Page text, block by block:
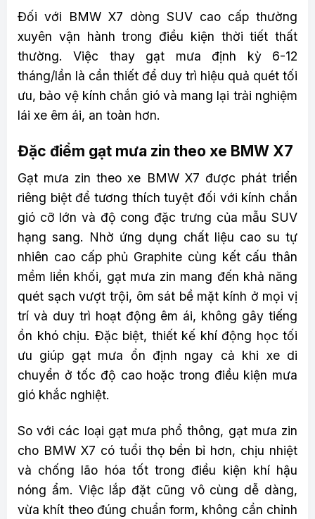
Đối với BMW X7 dòng SUV cao cấp thường
xuyên vận hành trong điều kiện thời tiết thất
thường. Việc thay gạt mưa định kỳ 6-12
tháng/lần là cần thiết để duy trì hiệu quả quét tối
ưu, bảo vệ kính chắn gió và mang lại trải nghiệm
lái xe êm ái, an toàn hơn.
Đặc điểm gạt mưa zin theo xe BMW X7
Gạt mưa zin theo xe BMW X7 được phát triển
riêng biệt để tương thích tuyệt đối với kính chắn
gió cỡ lớn và độ cong đặc trưng của mẫu SUV
hạng sang. Nhờ ứng dụng chất liệu cao su tự
nhiên cao cấp phủ Graphite cùng kết cấu thân
mềm liền khối, gạt mưa zin mang đến khả năng
quét sạch vượt trội, ôm sát bề mặt kính ở mọi vị
trí và duy trì hoạt động êm ái, không gây tiếng
ồn khó chịu. Đặc biệt, thiết kế khí động học tối
ưu giúp gạt mưa ổn định ngay cả khi xe di
chuyển ở tốc độ cao hoặc trong điều kiện mưa
gió khắc nghiệt.
So với các loại gạt mưa phổ thông, gạt mưa zin
cho BMW X7 có tuổi thọ bền bỉ hơn, chịu nhiệt
và chống lão hóa tốt trong điều kiện khí hậu
nóng ẩm. Việc lắp đặt cũng vô cùng dễ dàng,
vừa khít theo đúng chuẩn form, không cần chỉnh